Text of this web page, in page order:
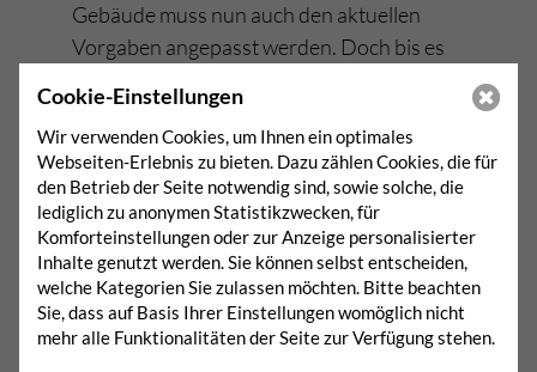
Gebäude muss nun auch den aktuellen
Vorgaben angepasst werden. Doch bis es
Ausweichquartier.
Neue
Rahmenbedingungen
Cookie-Einstellungen
Wir verwenden Cookies, um Ihnen ein optimales
Webseiten-Erlebnis zu bieten. Dazu zählen Cookies, die für
den Betrieb der Seite notwendig sind, sowie solche, die
lediglich zu anonymen Statistikzwecken, für
Komforteinstellungen oder zur Anzeige personalisierter
Inhalte genutzt werden. Sie können selbst entscheiden,
welche Kategorien Sie zulassen möchten. Bitte beachten
Sie, dass auf Basis Ihrer Einstellungen womöglich nicht
mehr alle Funktionalitäten der Seite zur Verfügung stehen.